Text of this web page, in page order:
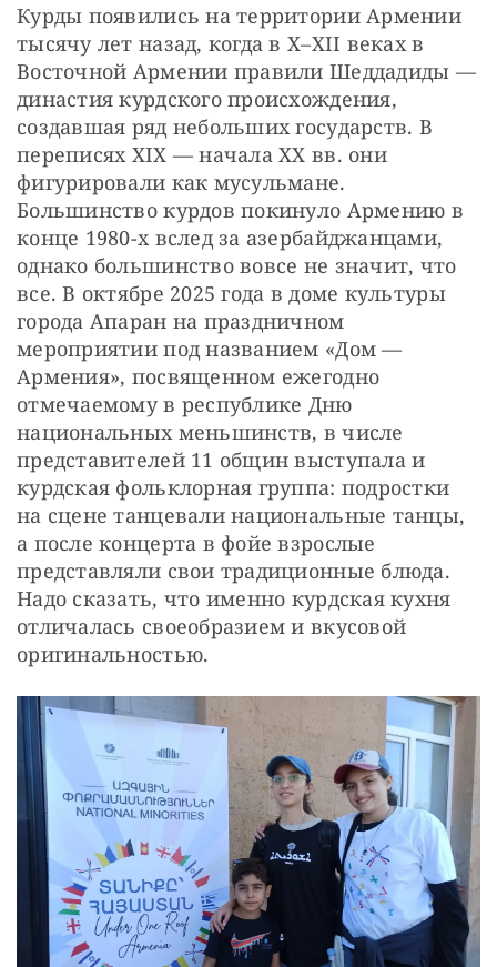
Курды появились на территории Армении
тысячу лет назад, когда в X–XII веках в
Восточной Армении правили Шеддадиды —
династия курдского происхождения,
создавшая ряд небольших государств. В
переписях XIX — начала XX вв. они
фигурировали как мусульмане.
Большинство курдов покинуло Армению в
конце 1980-х вслед за азербайджанцами,
однако большинство вовсе не значит, что
все. В октябре 2025 года в доме культуры
города Апаран на праздничном
мероприятии под названием «Дом —
Армения», посвященном ежегодно
отмечаемому в республике Дню
национальных меньшинств, в числе
представителей 11 общин выступала и
курдская фольклорная группа: подростки
на сцене танцевали национальные танцы,
а после концерта в фойе взрослые
представляли свои традиционные блюда.
Надо сказать, что именно курдская кухня
отличалась своеобразием и вкусовой
оригинальностью.